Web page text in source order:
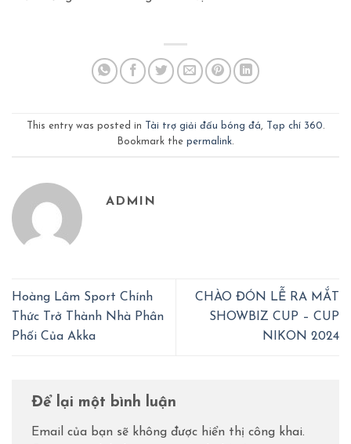
This entry was posted in Tài trợ giải đấu bóng đá, Tạp chí 360.
Bookmark the permalink.
ADMIN
Hoàng Lâm Sport Chính
Thức Trở Thành Nhà Phân
Phối Của Akka
CHÀO ĐÓN LỄ RA MẮT
SHOWBIZ CUP – CUP
NIKON 2024
Để lại một bình luận
Email của bạn sẽ không được hiển thị công khai.